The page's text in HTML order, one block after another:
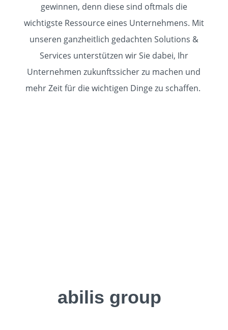
gewinnen, denn diese sind oftmals die
wichtigste Ressource eines Unternehmens. Mit
unseren ganzheitlich gedachten Solutions &
Services unterstützen wir Sie dabei, Ihr
Unternehmen zukunftssicher zu machen und
mehr Zeit für die wichtigen Dinge zu schaffen.
abilis group